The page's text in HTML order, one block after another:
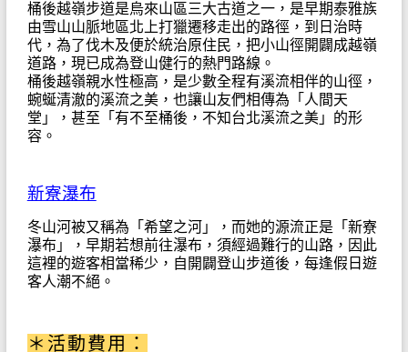
桶後越嶺步道是烏來山區三大古道之一，是早期泰雅族
由雪山山脈地區北上打獵遷移走出的路徑，到日治時
代，為了伐木及便於統治原住民，把小山徑開闢成越嶺
道路，現已成為登山健行的熱門路線。
桶後越嶺親水性極高，是少數全程有溪流相伴的山徑，
蜿蜒清澈的溪流之美，也讓山友們相傳為「人間天
堂」，甚至「有不至桶後，不知台北溪流之美」的形
容。
新寮瀑布
冬山河被又稱為「希望之河」，而她的源流正是「新寮
瀑布」，早期若想前往瀑布，須經過難行的山路，因此
這裡的遊客相當稀少，自開闢登山步道後，每逢假日遊
客人潮不絕。
＊活動費用：